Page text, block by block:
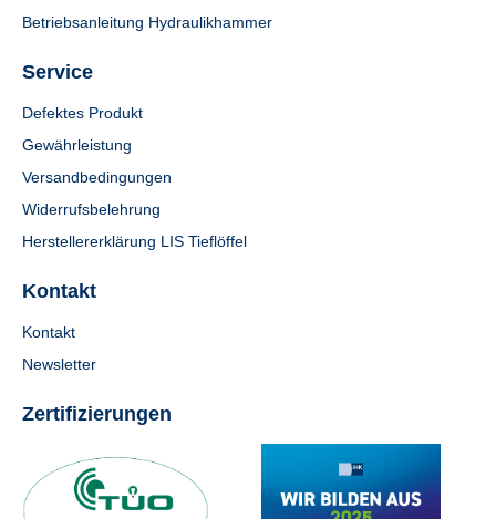
Betriebsanleitung Hydraulikhammer
Service
Defektes Produkt
Gewährleistung
Versandbedingungen
Widerrufsbelehrung
Herstellererklärung LIS Tieflöffel
Kontakt
Kontakt
Newsletter
Zertifizierungen